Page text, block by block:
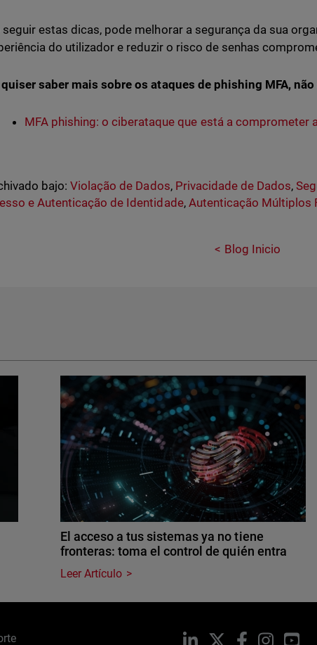
seguir estas dicas, pode melhorar a segurança da sua
do utilizador e reduzir o risco de senhas
quiser saber mais sobre os ataques de phishing MFA,
MFA phishing: o ciberataque que está a comprometer
bajo: Violação de Dados, Privacidade de Dados,
e Autenticação de Identidade, Autenticação Múltiplos
Blog Inicio
El acceso a tus sistemas ya no tiene
fronteras: toma el control de quién entra
Leer Artículo
LinkedIn Facebook
Instagram